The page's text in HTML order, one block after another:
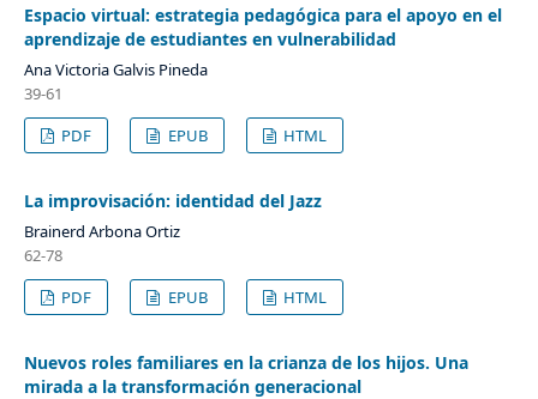
Espacio virtual: estrategia pedagógica para el apoyo en el
aprendizaje de estudiantes en vulnerabilidad
Ana Victoria Galvis Pineda
39-61
PDF
EPUB HTML
La improvisación: identidad del Jazz
Brainerd Arbona Ortiz
62-78
PDF
EPUB HTML
Nuevos roles familiares en la crianza de los hijos. Una
mirada a la transformación generacional